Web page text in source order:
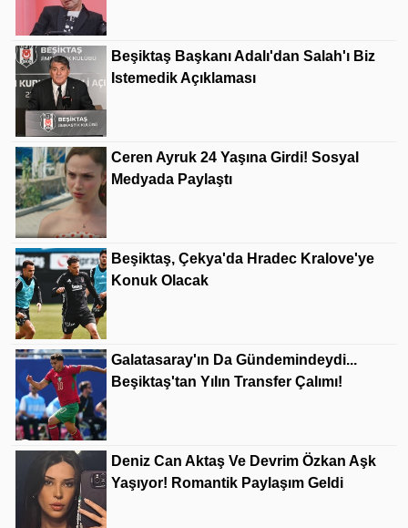
Beşiktaş Başkanı Adalı'dan Salah'ı Biz
Istemedik Açıklaması
Ceren Ayruk 24 Yaşına Girdi! Sosyal
Medyada Paylaştı
Beşiktaş, Çekya'da Hradec Kralove'ye
Konuk Olacak
Galatasaray'ın Da Gündemindeydi...
Beşiktaş'tan Yılın Transfer Çalımı!
Deniz Can Aktaş Ve Devrim Özkan Aşk
Yaşıyor! Romantik Paylaşım Geldi